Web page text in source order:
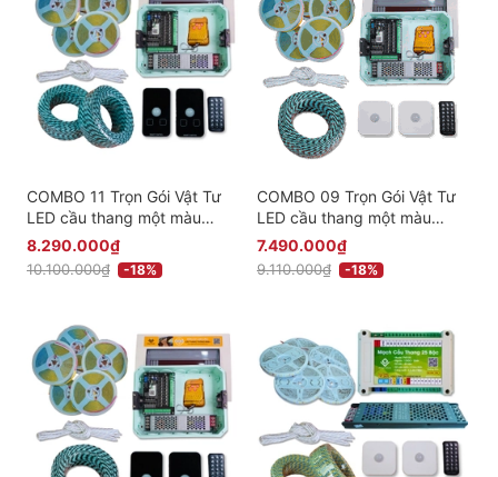
COMBO 11 Trọn Gói Vật Tư
LED cầu thang một màu
thông minh Cao Cấp - Phiên
bản Cảm Biến Âm
8.290.000₫
10.100.000₫ -18%
COMBO 09 Trọn Gói Vật Tư
LED cầu thang một màu
thông minh Cao Cấp - Phiên
bản Cảm Biến Nổi ( 1 Cuộn
Dây )
7.490.000₫
9.110.000₫ -18%